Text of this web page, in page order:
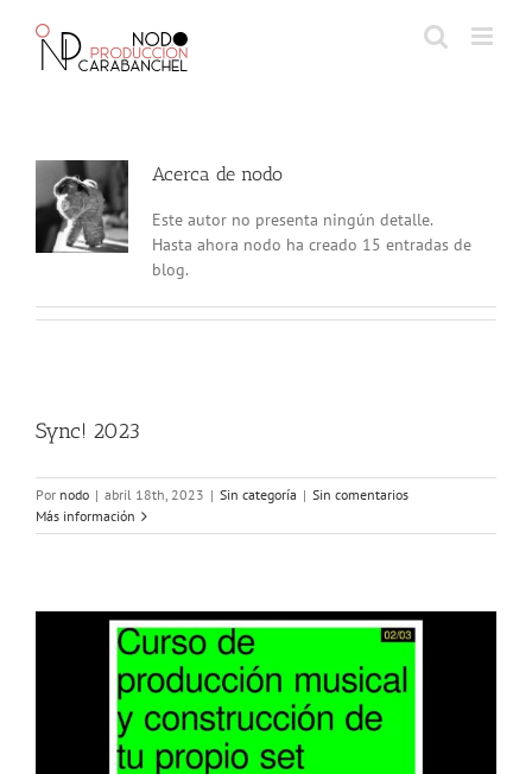
content
Acerca de nodo
Este autor no presenta ningún detalle.
Hasta ahora nodo ha creado 15 entradas de
blog.
Sync! 2023
Por nodo | abril 18th, 2023 | Sin categoría | Sin comentarios
Más información